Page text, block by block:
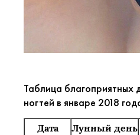
Таблица благоприятных
ногтей в январе 2018
Дата Лунный день